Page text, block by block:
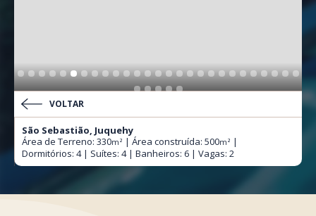
VOLTAR
São Sebastião, Juquehy
Área de Terreno: 330m² | Área construída: 500m² |
Dormitórios: 4 | Suítes: 4 | Banheiros: 6 | Vagas: 2